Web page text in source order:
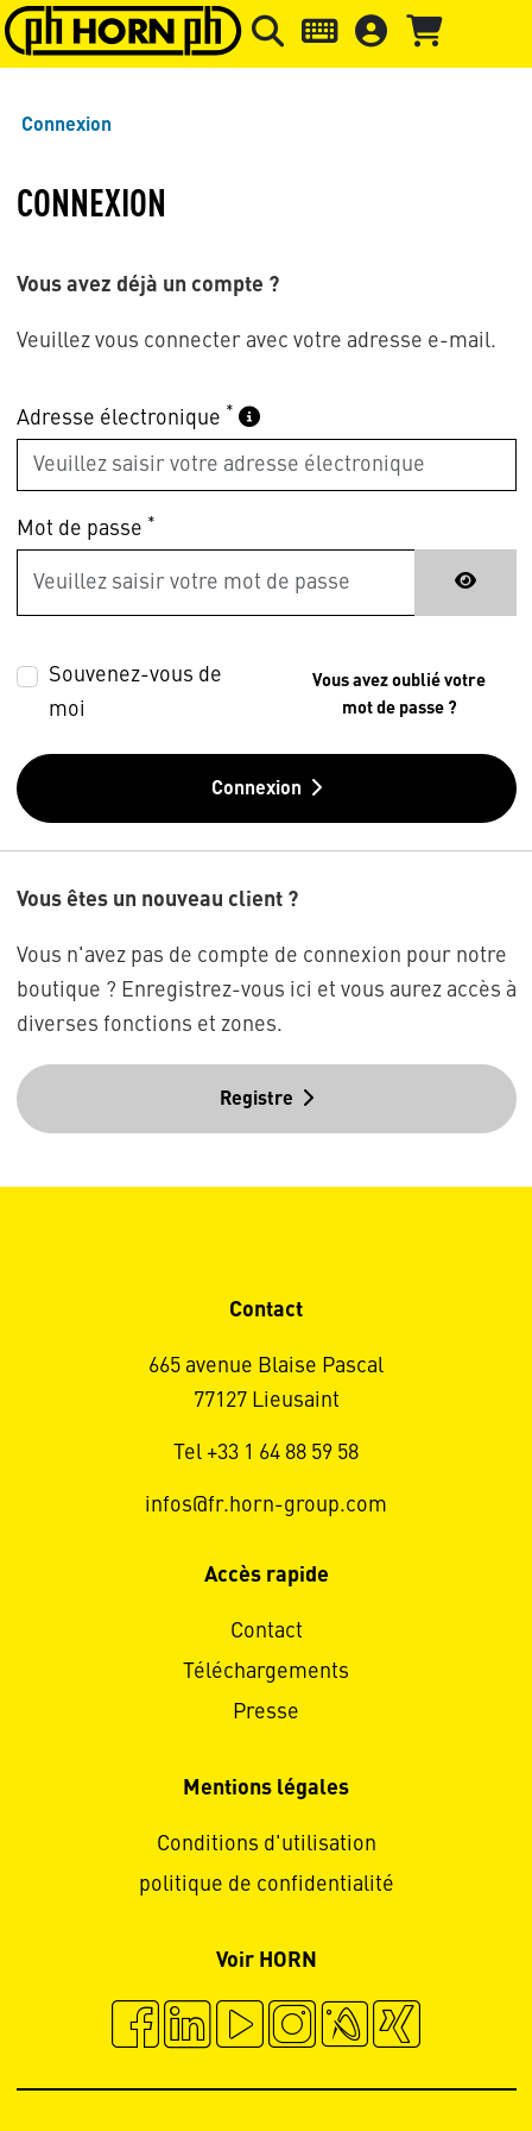
Skip to main content Passer à l'en-tête de la page
Connexion
CONNEXION
Vous avez déjà un compte ?
Veuillez vous connecter avec votre adresse e-mail.
Adresse électronique *
Mot de passe *
Souvenez-vous de
moi
Vous avez oublié votre
mot de passe ?
Connexion
Vous êtes un nouveau client ?
Vous n'avez pas de compte de connexion pour notre
boutique ? Enregistrez-vous ici et vous aurez accès à
diverses fonctions et zones.
Registre
Contact
665 avenue Blaise Pascal
77127 Lieusaint
Tel +33 1 64 88 59 58
infos@fr.horn-group.com
Accès rapide
Contact
Téléchargements
Presse
Mentions légales
Conditions d'utilisation
politique de confidentialité
Voir HORN